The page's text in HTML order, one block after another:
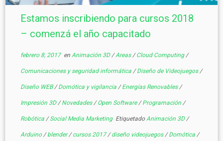
Estamos inscribiendo para cursos 2018
– comenzá el año capacitado
febrero 8, 2017en Animación 3D /Areas /Cloud Computing /
Comunicaciones y seguridad informática /Diseño de Videojuegos /
Diseño WEB/Domótica y vigilancia /Energías Renovables /
Impresión 3D /Novedades /Open Software /Programación /
Robótica /Social Media Marketing Etiquetado Animación 3D /
Arduino /blender/cursos 2017/diseño videojuegos /Domótica /